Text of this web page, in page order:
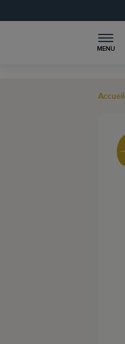
MENU
Accueil